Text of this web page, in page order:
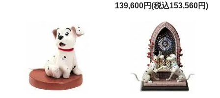
139,600円(税込153,560円)